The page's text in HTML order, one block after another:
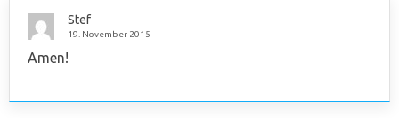
Stef
19. November 2015
Amen!